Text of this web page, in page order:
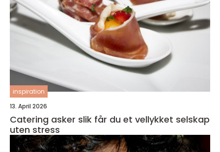
inspiration
13. April 2026
Catering asker slik får du et vellykket selskap
uten stress